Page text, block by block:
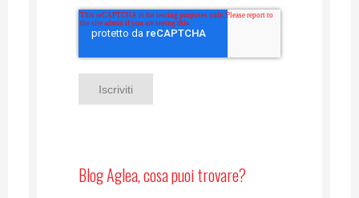
Blog Aglea, cosa puoi trovare?